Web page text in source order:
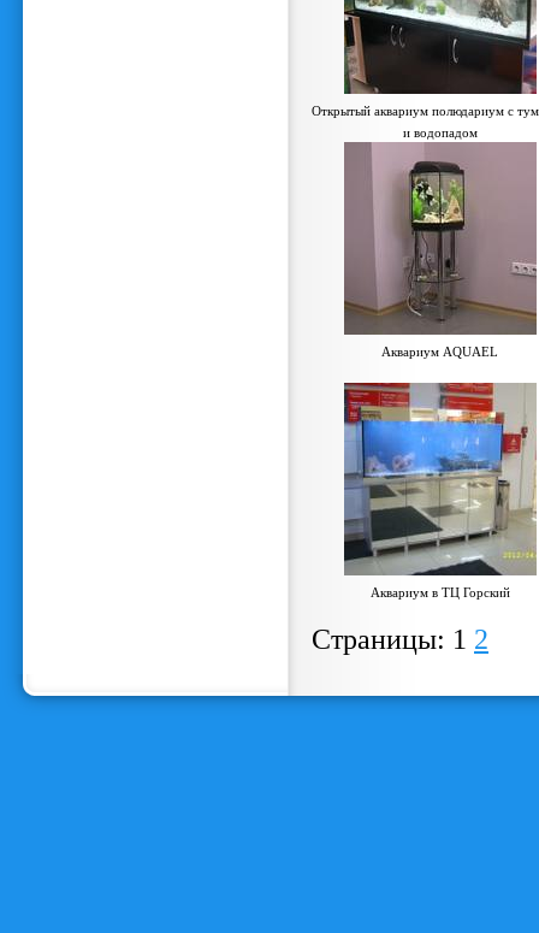
Открытый аквариум полюдариум с
и водопадом
Аквариум AQUAEL
Аквариум в ТЦ Горский
Страницы: 1 2